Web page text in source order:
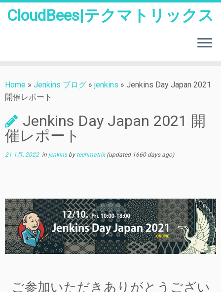
to
content
CloudBees|テクマトリックス
Home » Jenkins ブログ » jenkins » Jenkins Day Japan 2021
開催レポート
Jenkins Day Japan 2021 開
催レポート
21 1月, 2022in jenkins by techmatrix(updated 1660 days ago)
ご参加いただきありがとうござい